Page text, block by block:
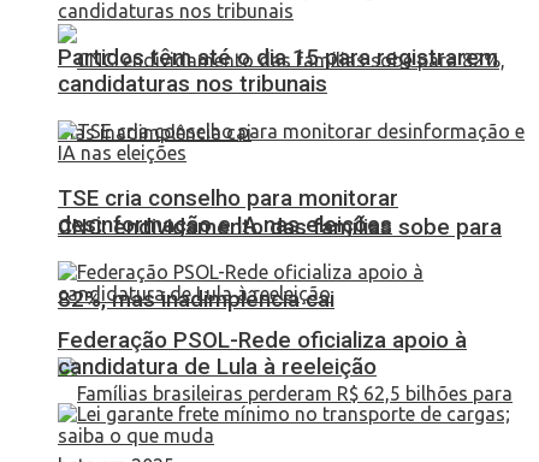
CNC: endividamento das famílias sobe para
82%, mas inadimplência cai
Partidos têm até o dia 15 para registrarem
candidaturas nos tribunais
TSE cria conselho para monitorar
desinformação e IA nas eleições
Federação PSOL-Rede oficializa apoio à
candidatura de Lula à reeleição